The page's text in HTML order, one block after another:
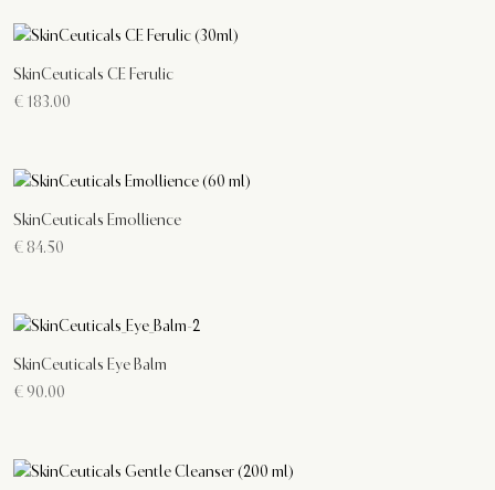
SkinCeuticals CE Ferulic
€ 183.00
SkinCeuticals Emollience
€ 84.50
SkinCeuticals Eye Balm
€ 90.00